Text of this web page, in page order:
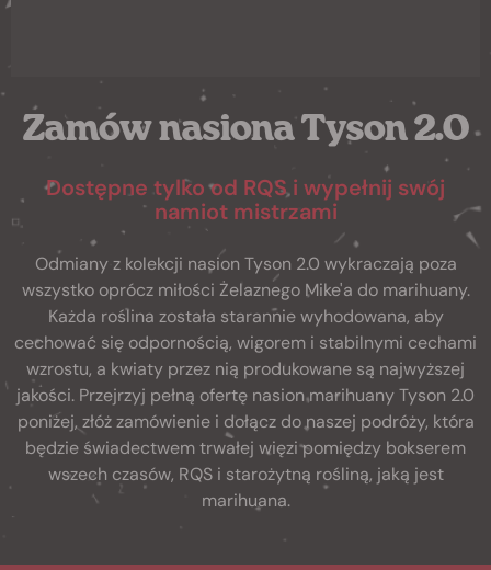
Zamów nasiona Tyson 2.0
Dostępne tylko od RQS i wypełnij swój
namiot mistrzami
Odmiany z kolekcji nasion Tyson 2.0 wykraczają poza
wszystko oprócz miłości Żelaznego Mike'a do marihuany.
Każda roślina została starannie wyhodowana, aby
cechować się odpornością, wigorem i stabilnymi cechami
wzrostu, a kwiaty przez nią produkowane są najwyższej
jakości. Przejrzyj pełną ofertę nasion marihuany Tyson 2.0
poniżej, złóż zamówienie i dołącz do naszej podróży, która
będzie świadectwem trwałej więzi pomiędzy bokserem
wszech czasów, RQS i starożytną rośliną, jaką jest
marihuana.